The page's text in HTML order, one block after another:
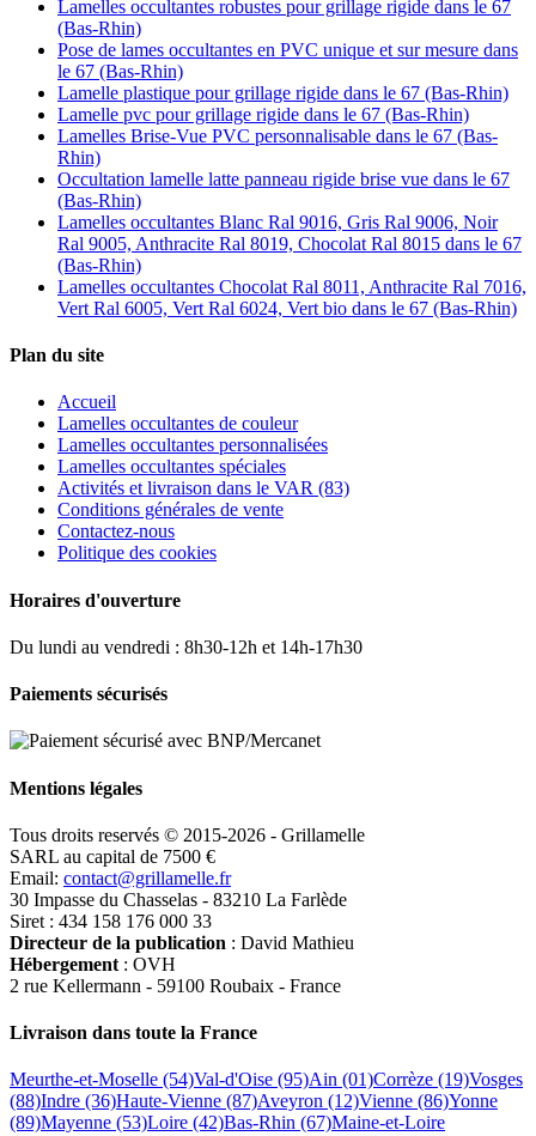
Lamelles occultantes robustes pour grillage rigide dans le 67
(Bas-Rhin)
Pose de lames occultantes en PVC unique et sur mesure dans
le 67 (Bas-Rhin)
Lamelle plastique pour grillage rigide dans le 67 (Bas-Rhin)
Lamelle pvc pour grillage rigide dans le 67 (Bas-Rhin)
Lamelles Brise-Vue PVC personnalisable dans le 67 (Bas-
Rhin)
Occultation lamelle latte panneau rigide brise vue dans le 67
(Bas-Rhin)
Lamelles occultantes Blanc Ral 9016, Gris Ral 9006, Noir
Ral 9005, Anthracite Ral 8019, Chocolat Ral 8015 dans le 67
(Bas-Rhin)
Lamelles occultantes Chocolat Ral 8011, Anthracite Ral 7016,
Vert Ral 6005, Vert Ral 6024, Vert bio dans le 67 (Bas-Rhin)
Plan du site
Accueil
Lamelles occultantes de couleur
Lamelles occultantes personnalisées
Lamelles occultantes spéciales
Activités et livraison dans le VAR (83)
Conditions générales de vente
Contactez-nous
Politique des cookies
Horaires d'ouverture
Du lundi au vendredi : 8h30-12h et 14h-17h30
Paiements sécurisés
Mentions légales
Tous droits reservés © 2015-2026 - Grillamelle
SARL au capital de 7500 €
Email: contact@grillamelle.fr
30 Impasse du Chasselas - 83210 La Farlède
Siret : 434 158 176 000 33
Directeur de la publication : David Mathieu
Hébergement : OVH
2 rue Kellermann - 59100 Roubaix - France
Livraison dans toute la France
Meurthe-et-Moselle (54)Val-d'Oise (95)Ain (01)Corrèze (19)Vosges
(88)Indre (36)Haute-Vienne (87)Aveyron (12)Vienne (86)Yonne
(89)Mayenne (53)Loire (42)Bas-Rhin (67)Maine-et-Loire